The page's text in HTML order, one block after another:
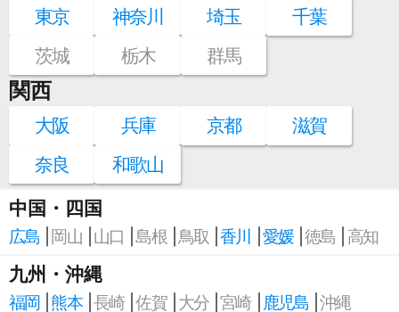
東京 神奈川 埼玉
千葉
茨城
栃木 群馬
関西
大阪 兵庫 京都
滋賀
奈良
和歌山
中国・四国
広島 岡山 山口 島根 鳥取 香川 愛媛 徳島 高知
九州・沖縄
福岡 熊本 長崎 佐賀 大分 宮崎 鹿児島 沖縄